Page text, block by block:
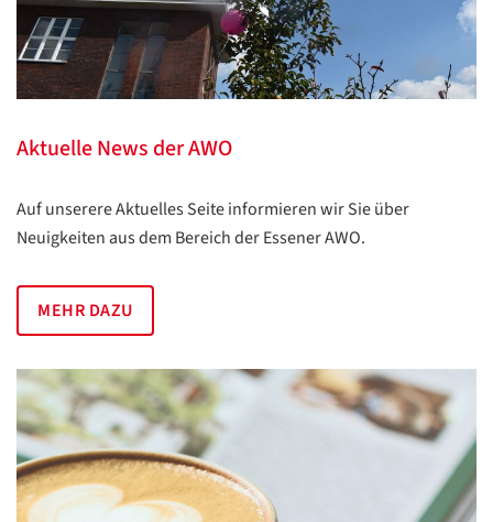
Aktuelle News der AWO
Auf unserere Aktuelles Seite informieren wir Sie über
Neuigkeiten aus dem Bereich der Essener AWO.
MEHR DAZU
Google
Datenschutzerklärung
Übersetzen
/